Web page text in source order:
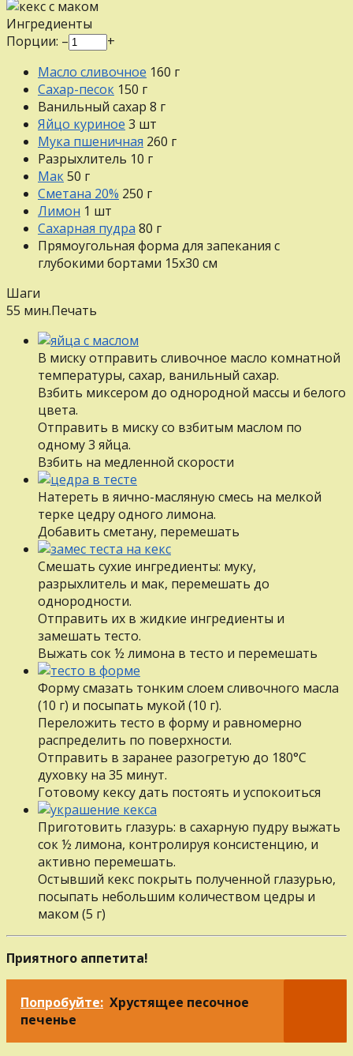
Ингредиенты
Порции: –
+
Масло сливочное 160 г
Сахар-песок 150 г
Ванильный сахар 8 г
Яйцо куриное 3 шт
Мука пшеничная 260 г
Разрыхлитель 10 г
Мак50 г
Сметана 20% 250 г
Лимон 1 шт
Сахарная пудра 80 г
Прямоугольная форма для запекания с
глубокими бортами 15х30 см
Шаги
55 мин.Печать
В миску отправить сливочное масло комнатной
температуры, сахар, ванильный сахар.
Взбить миксером до однородной массы и белого
цвета.
Отправить в миску со взбитым маслом по
одному 3 яйца.
Взбить на медленной скорости
Натереть в яично-масляную смесь на мелкой
терке цедру одного лимона.
Добавить сметану, перемешать
Смешать сухие ингредиенты: муку,
разрыхлитель и мак, перемешать до
однородности.
Отправить их в жидкие ингредиенты и
замешать тесто.
Выжать сок ½ лимона в тесто и перемешать
Форму смазать тонким слоем сливочного масла
(10 г) и посыпать мукой (10 г).
Переложить тесто в форму и равномерно
распределить по поверхности.
Отправить в заранее разогретую до 180°С
духовку на 35 минут.
Готовому кексу дать постоять и успокоиться
Приготовить глазурь: в сахарную пудру выжать
сок ½ лимона, контролируя консистенцию, и
активно перемешать.
Остывший кекс покрыть полученной глазурью,
посыпать небольшим количеством цедры и
маком (5 г)
Приятного аппетита!
Попробуйте: Хрустящее песочное
печенье